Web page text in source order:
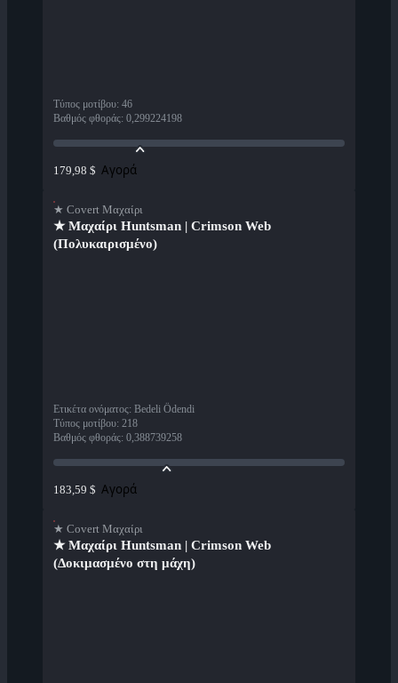
Τύπος μοτίβου: 46
Βαθμός φθοράς: 0,299224198
179,98 $ Αγορά
★ Covert Μαχαίρι
★ Μαχαίρι Huntsman | Crimson Web
(Πολυκαιρισμένο)
Ετικέτα ονόματος: Bedeli Ödendi
Τύπος μοτίβου: 218
Βαθμός φθοράς: 0,388739258
183,59 $ Αγορά
★ Covert Μαχαίρι
★ Μαχαίρι Huntsman | Crimson Web
(Δοκιμασμένο στη μάχη)